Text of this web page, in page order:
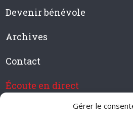
Gérer le
Devenir bénévole
Archives
Contact
Écoute en direct